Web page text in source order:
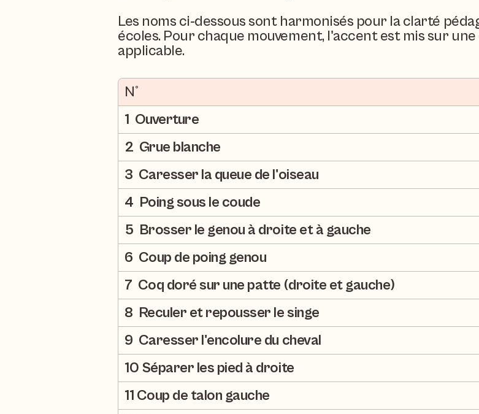
Les noms ci‑dessous sont harmonisés pour la clarté
écoles. Pour chaque mouvement, l'accent est mis sur
applicable.
N°
1  Ouverture
2  Grue blanche
3  Caresser la queue de l'oiseau
4  Poing sous le coude
5  Brosser le genou à droite et à gauche
6  Coup de poing genou
7  Coq doré sur une patte (droite et gauche)
8  Reculer et repousser le singe
9  Caresser l'encolure du cheval
10 Séparer les pied à droite
11 Coup de talon gauche